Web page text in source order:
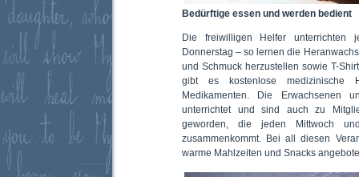
Bedürftige essen und werden bedient
Die freiwilligen Helfer unterrichten
Donnerstag – so lernen die
und Schmuck herzustellen sowie T-
gibt es kostenlose medizinische
Medikamenten. Die Erwachsenen
unterrichtet und sind auch zu
geworden, die jeden Mittwoch
zusammenkommt. Bei all diesen
warme Mahlzeiten und Snacks